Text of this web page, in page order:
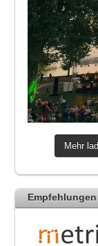
Mehr
Empfehlungen